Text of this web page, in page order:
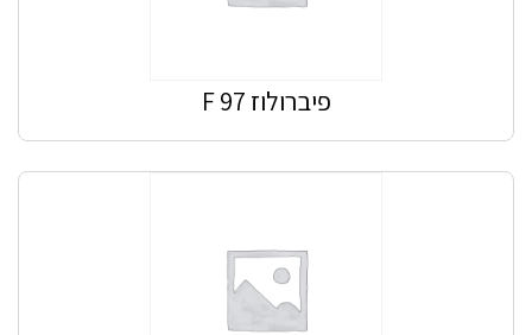
פיברולוז F 97